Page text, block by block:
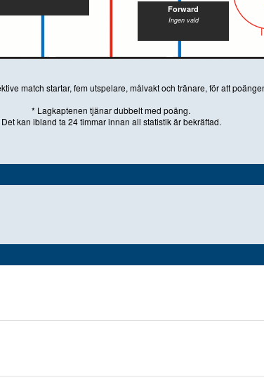
Forward
Ingen vald
match startar, fem utspelare, målvakt och tränare, för att
* Lagkaptenen tjänar dubbelt med poäng.
Det kan ibland ta 24 timmar innan all statistik är bekräftad.